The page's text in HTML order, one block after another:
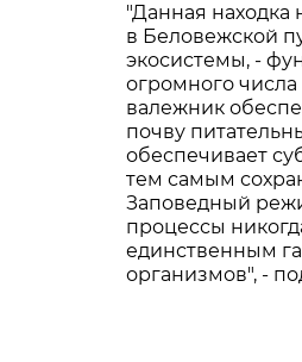
"Данная находка
в Беловежской
экосистемы, -
огромного
валежник
почву
обеспечивает
тем самым
Заповедный
процессы
единственным
организмов", -